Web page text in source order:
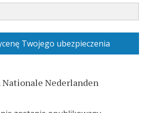
Twojego ubezpieczenia
Nationale Nederlanden